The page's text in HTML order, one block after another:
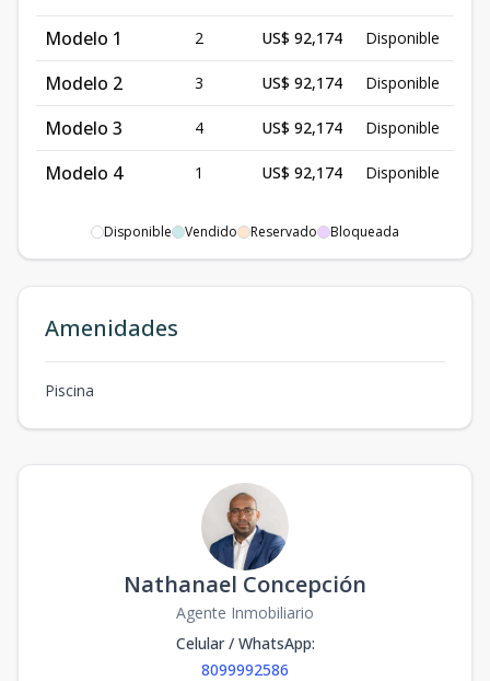
Modelo 1 2 US$ 92,174 Disponible
Modelo 2 3 US$ 92,174 Disponible
Modelo 3 4 US$ 92,174 Disponible
Modelo 4 1 US$ 92,174 Disponible
Disponible Vendido Reservado Bloqueada
Amenidades
Piscina
Nathanael Concepción
Agente Inmobiliario
Celular / WhatsApp:
8099992586